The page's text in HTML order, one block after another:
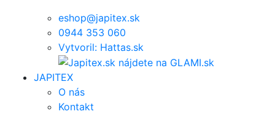
eshop@japitex.sk
0944 353 060
Vytvoril: Hattas.sk
JAPITEX
O nás
Kontakt